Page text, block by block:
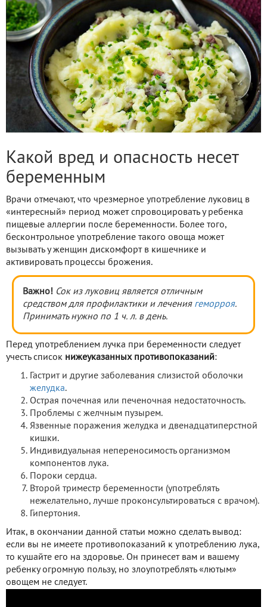
Какой вред и опасность несет
беременным
Врачи отмечают, что чрезмерное употребление луковиц в
«интересный» период может спровоцировать у ребенка
пищевые аллергии после беременности. Более того,
бесконтрольное употребление такого овоща может
вызывать у женщин дискомфорт в кишечнике и
активировать процессы брожения.
Важно! Сок из луковиц является отличным
средством для профилактики и лечения геморроя.
Принимать нужно по 1 ч. л. в день.
Перед употреблением лучка при беременности следует
учесть список нижеуказанных противопоказаний:
Гастрит и другие заболевания слизистой оболочки
желудка.
Острая почечная или печеночная недостаточность.
Проблемы с желчным пузырем.
Язвенные поражения желудка и двенадцатиперстной
кишки.
Индивидуальная непереносимость организмом
компонентов лука.
Пороки сердца.
Второй триместр беременности (употреблять
нежелательно, лучше проконсультироваться с врачом).
Гипертония.
Итак, в окончании данной статьи можно сделать вывод:
если вы не имеете противопоказаний к употреблению лука,
то кушайте его на здоровье. Он принесет вам и вашему
ребенку огромную пользу, но злоупотреблять «лютым»
овощем не следует.